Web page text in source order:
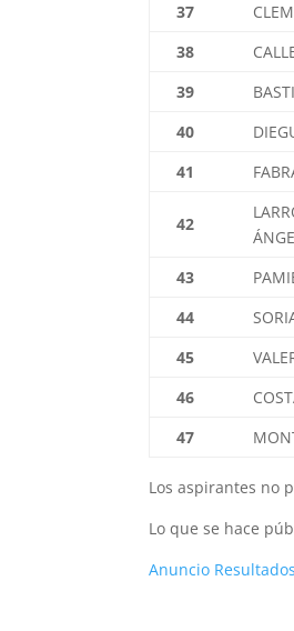
37
38
39
40
41
42
43
44
45
46
47
Los aspirantes no
Lo que se hace
Anuncio